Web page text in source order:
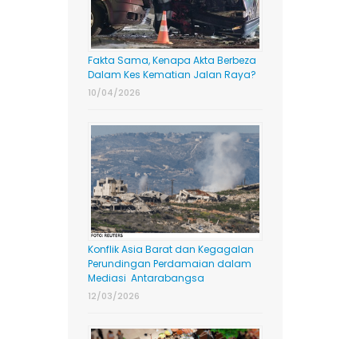
Fakta Sama, Kenapa Akta Berbeza
Dalam Kes Kematian Jalan Raya?
10/04/2026
Konflik Asia Barat dan Kegagalan
Perundingan Perdamaian dalam
Mediasi Antarabangsa
12/03/2026